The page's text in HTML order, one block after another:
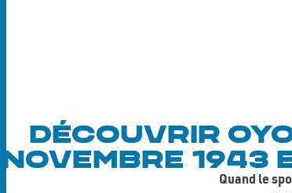
Découvrir
novembre
Quand le